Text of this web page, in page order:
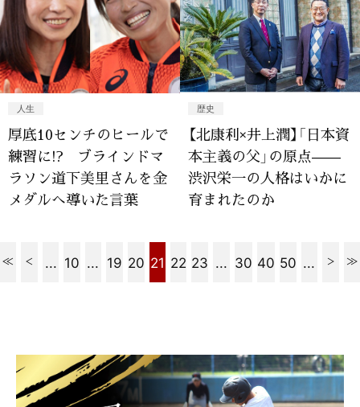
人生
厚底10センチのヒールで
練習に!? ブラインドマ
ラソン道下美里さんを金
メダルへ導いた言葉
歴史
【北康利×井上潤】「日本資
本主義の父」の原点——
渋沢栄一の人格はいかに
育まれたのか
... 10 ... 19 20 21 22 23 ... 30 40 50 ...